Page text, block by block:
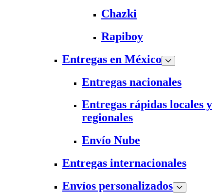
Chazki
Rapiboy
Entregas en México
Entregas nacionales
Entregas rápidas locales y
regionales
Envío Nube
Entregas internacionales
Envíos personalizados